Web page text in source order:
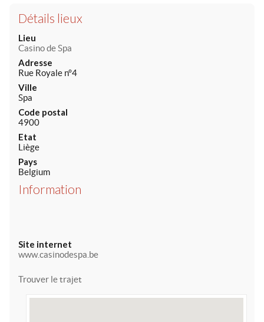
Détails lieux
Lieu
Casino de Spa
Adresse
Rue Royale n°4
Ville
Spa
Code postal
4900
Etat
Liège
Pays
Belgium
Information
Site internet
www.casinodespa.be
Trouver le trajet